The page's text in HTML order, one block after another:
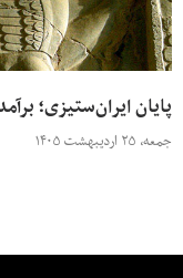
پایان ایران‌ستیزی؛
جمعه، ۲۵ اردیبهشت ۱۴۰۵